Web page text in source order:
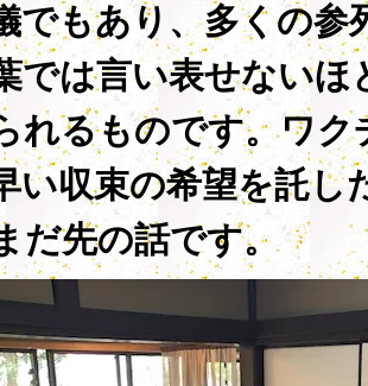
でもあり、多くの参
では言い表せないほ
れるものです。ワ
い収束の希望を託し
だ先の話です。